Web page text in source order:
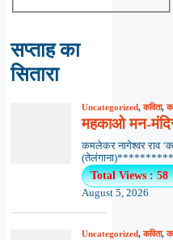
सप्ताह का
सितारा
Uncategorized,कविता,
महकाओ मन-
कमलेकर नागेश्वर राव
Total Views : 58
August 5, 2026
Uncategorized,कविता,